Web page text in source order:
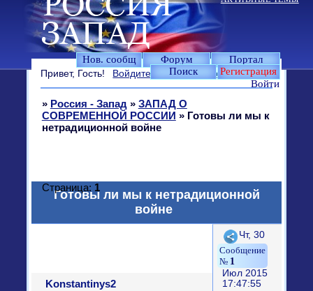
Нов. сообщ Форум
Портал
Поиск
Регистрация
Войти
Привет, Гость! Войдите илизарегистрируйтесь.
» Россия - Запад » ЗАПАД О
СОВРЕМЕННОЙ РОССИИ » Готовы ли мы к
нетрадиционной войне
Готовы ли мы к нетрадиционной
войне
Страница: 1
Поделиться
1
Чт, 30
Июл 2015
17:47:55
Konstantinys2